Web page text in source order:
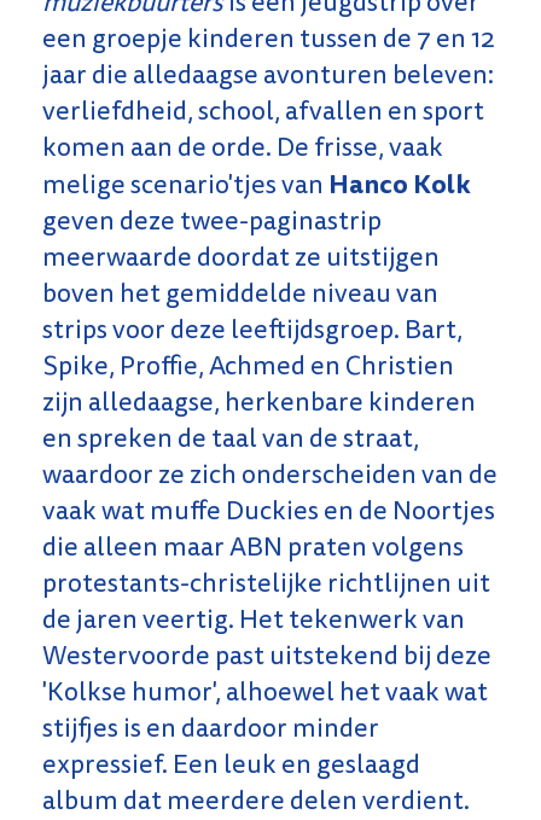
een groepje kinderen tussen de 7 en 12
jaar die alledaagse avonturen beleven:
verliefdheid, school, afvallen en sport
komen aan de orde. De frisse, vaak
melige scenario'tjes van Hanco Kolk
geven deze twee-paginastrip
meerwaarde doordat ze uitstijgen
boven het gemiddelde niveau van
strips voor deze leeftijdsgroep. Bart,
Spike, Proffie, Achmed en Christien
zijn alledaagse, herkenbare kinderen
en spreken de taal van de straat,
waardoor ze zich onderscheiden van de
vaak wat muffe Duckies en de Noortjes
die alleen maar ABN praten volgens
protestants-christelijke richtlijnen uit
de jaren veertig. Het tekenwerk van
Westervoorde past uitstekend bij deze
'Kolkse humor', alhoewel het vaak wat
stijfjes is en daardoor minder
expressief. Een leuk en geslaagd
album dat meerdere delen verdient.